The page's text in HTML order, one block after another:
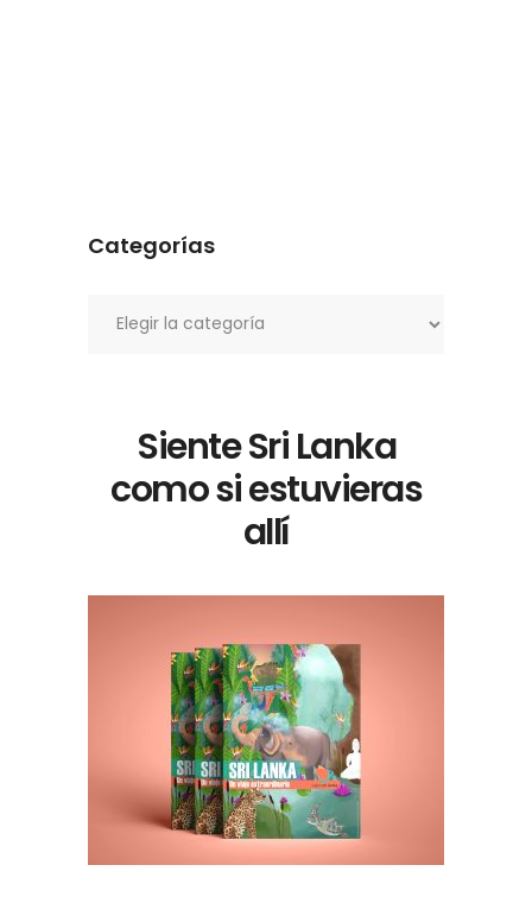
Categorías
Siente Sri Lanka
como si estuvieras
allí